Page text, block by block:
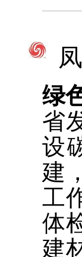
凤
绿
省
设
建
工
体
建